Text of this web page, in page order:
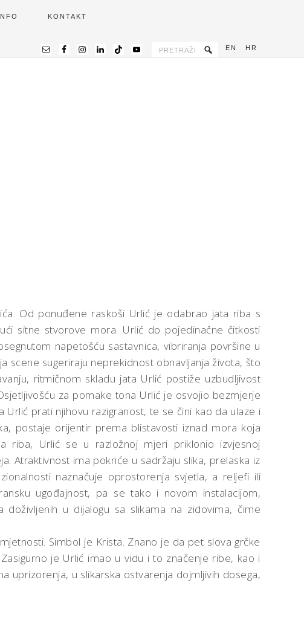
KONTAKT
EN HR
Od ponuđene raskoši Urlić je odabrao jata riba s
sitne stvorove mora. Urlić do pojedinačne čitkosti
napetošću sastavnica, vibriranja površine u
scene sugeriraju neprekidnost obnavljanja života, što
ritmičnom skladu jata Urlić postiže uzbudljivost
za pomake tona Urlić je osvojio bezmjerje
prati njihovu razigranost, te se čini kao da ulaze i
postaje orijentir prema blistavosti iznad mora koja
riba, Urlić se u razložnoj mjeri priklonio izvjesnoj
Atraktivnost ima pokriće u sadržaju slika, prelaska iz
naznačuje oprostorenja svjetla, a reljefi ili
ugođajnost, pa se tako i novom instalacijom,
u dijalogu sa slikama na zidovima, čime
Simbol je Krista. Znano je da pet slova grčke
je Urlić imao u vidu i to značenje ribe, kao i
uprizorenja, u slikarska ostvarenja dojmljivih dosega,